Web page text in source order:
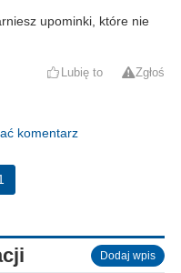
upominki, które nie
Lubię to Zgłoś
komentarz
Dodaj wpis